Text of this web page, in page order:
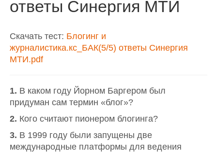
ответы Синергия МТИ
Скачать тест: Блогинг и
журналистика.кс_БАК(5/5) ответы Синергия
МТИ.pdf
1. В каком году Йорном Баргером был
придуман сам термин «блог»?
2. Кого считают пионером блогинга?
3. В 1999 году были запущены две
международные платформы для ведения